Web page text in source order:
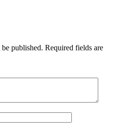
published. Required fields are